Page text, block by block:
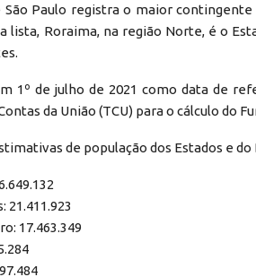
São Paulo registra o maior
lista, Roraima, na região Norte, é o
1º de julho de 2021 como data de
da União (TCU) para o cálculo do
de população dos Estados e
21.411.923
17.463.349